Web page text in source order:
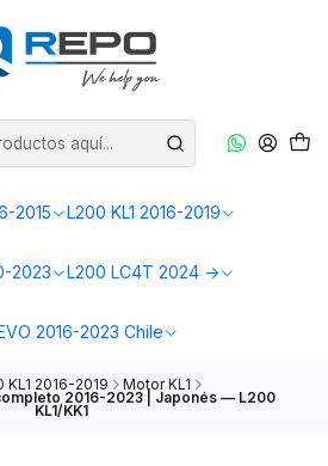
2015 L200 KL1 2016-2019
2023 L200 LC4T 2024 ->
2016-2023 Chile
KL1 2016-2019 Motor KL1
2016-2023 | Japonés — L200
KL1/KK1